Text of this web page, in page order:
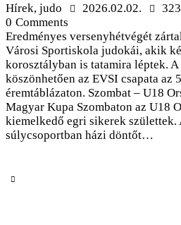
Hírek, judo 2026.02.02. 323
0 Comments
Eredményes versenyhétvégét
Városi Sportiskola judokái, akik
korosztályban is tatamira léptek.
köszönhetően az EVSI csapata az
éremtáblázaton. Szombat – U18
Magyar Kupa Szombaton az U18
kiemelkedő egri sikerek születtek.
súlycsoportban házi döntőt…